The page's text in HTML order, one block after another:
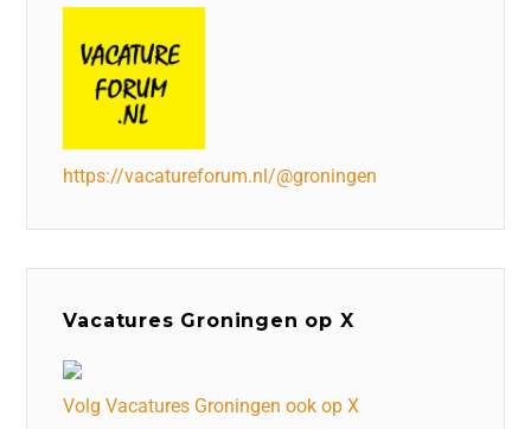
https://vacatureforum.nl/@groningen
Vacatures Groningen op X
Volg Vacatures Groningen ook op X